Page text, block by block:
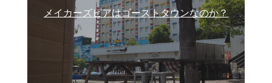
メイカーズピアはゴーストタウンなのか？